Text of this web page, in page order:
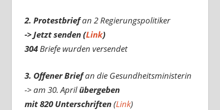
2. Protestbriefan 2 Regierungspolitiker
-> Jetzt senden (Link)
304Briefe wurden versendet
3. Offener Briefan die Gesundheitsministerin
-> am 30. Aprilübergeben
mit 820 Unterschriften(Link)